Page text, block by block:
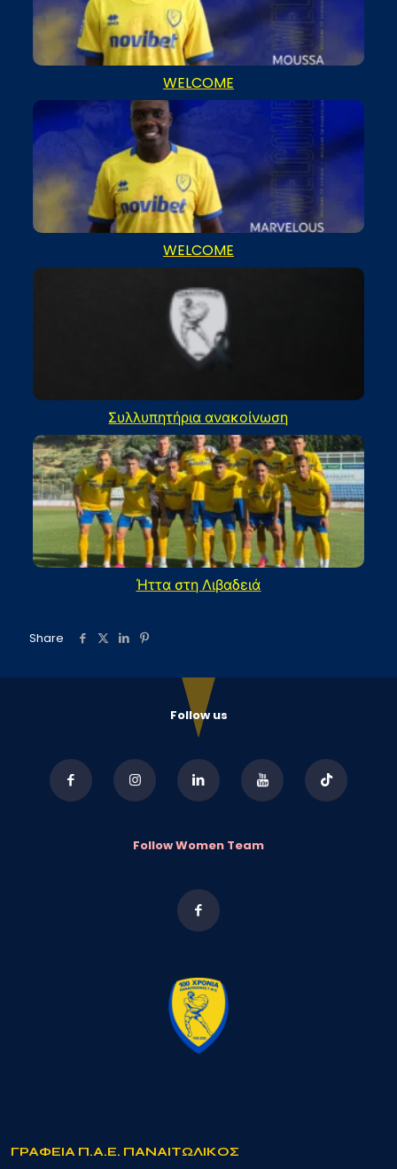
WELCOME
WELCOME
Συλλυπητήρια ανακοίνωση
Ήττα στη Λιβαδειά
Share
Follow us
Follow Women Team
ΓΡΑΦΕΙΑ Π.Α.Ε. ΠΑΝΑΙΤΩΛΙΚΟΣ